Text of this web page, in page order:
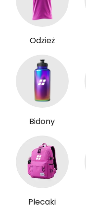
Odzież
Bidony
Plecaki